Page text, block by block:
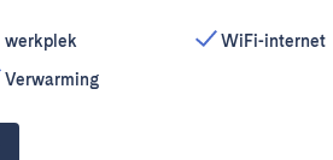
werkplek
Verwarming
WiFi-internet